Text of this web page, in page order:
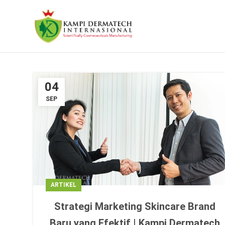
04
SEP
ARTIKEL
Strategi Marketing Skincare Brand